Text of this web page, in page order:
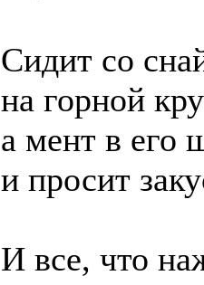
Сидит со
на горной
а мент в его
и просит
И все, что